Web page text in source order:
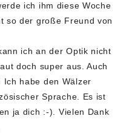
ich ihm diese Woche
so der große Freund von
ich an der Optik nicht
doch super aus. Auch
Ich habe den Wälzer
Sprache. Es ist
ja dich :-). Vielen Dank